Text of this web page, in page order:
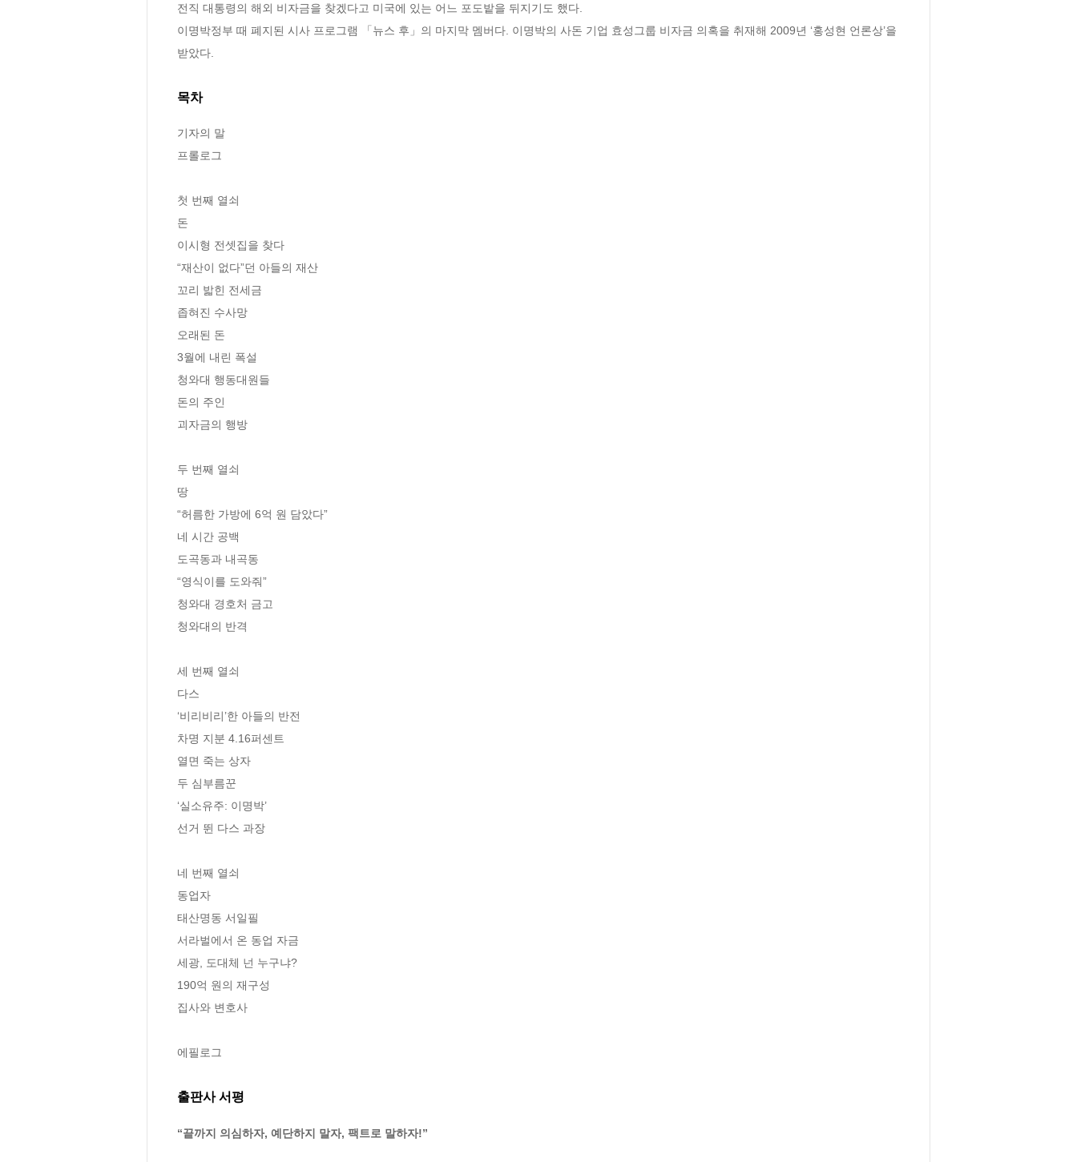
전직 대통령의 해외 비자금을 찾겠다고 미국에 있는 어느 포도밭을 뒤지기도 했다.
이명박정부 때 폐지된 시사 프로그램 「뉴스 후」의 마지막 멤버다. 이명박의 사돈 기업 효성그룹 비자금 의혹을 취재해 2009년 ‘홍성현 언론상’을
받았다.
목차
기자의 말
프롤로그
첫 번째 열쇠
돈
이시형 전셋집을 찾다
“재산이 없다”던 아들의 재산
꼬리 밟힌 전세금
좁혀진 수사망
오래된 돈
3월에 내린 폭설
청와대 행동대원들
돈의 주인
괴자금의 행방
두 번째 열쇠
땅
“허름한 가방에 6억 원 담았다”
네 시간 공백
도곡동과 내곡동
“영식이를 도와줘”
청와대 경호처 금고
청와대의 반격
세 번째 열쇠
다스
‘비리비리’한 아들의 반전
차명 지분 4.16퍼센트
열면 죽는 상자
두 심부름꾼
‘실소유주: 이명박’
선거 뛴 다스 과장
네 번째 열쇠
동업자
태산명동 서일필
서라벌에서 온 동업 자금
세광, 도대체 넌 누구냐?
190억 원의 재구성
집사와 변호사
에필로그
출판사 서평
“끝까지 의심하자, 예단하지 말자, 팩트로 말하자!”